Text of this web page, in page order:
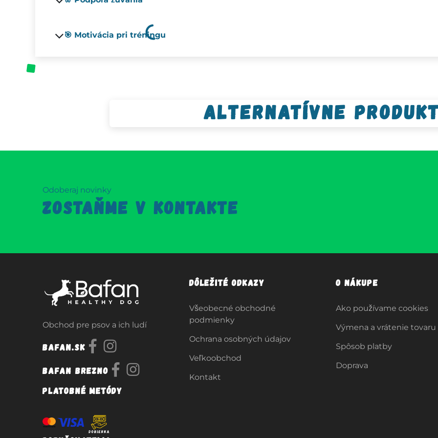
🎯 Motivácia pri tréningu
Alternatívne
Odoberaj novinky
ZOSTAŇME V KONTAKTE
Obchod pre psov a ich ludí
Bafan.sk
Bafan Brezno
Platobné metódy
Dôležité odkazy
Všeobecné obchodné
podmienky
Ochrana osobných údajov
Veľkoobchod
Kontakt
O nákupe
Ako používame cookies
Výmena a vrátenie tovaru
Spôsob platby
Doprava